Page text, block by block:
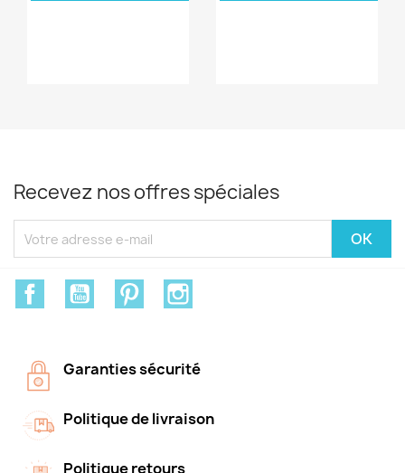
Recevez nos offres spéciales
FacebookYouTube Pinterest
Garanties sécurité
Politique de livraison
Politique retours